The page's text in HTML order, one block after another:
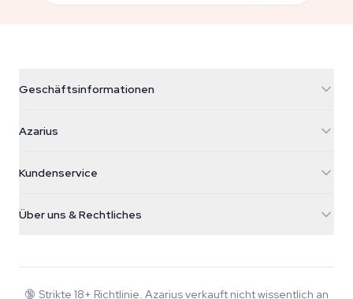
Geschäftsinformationen
Galvaniweg 11
Nederland
+31(0)204897914
Azarius
Smokeshop
Kundenservice
Über uns & Rechtliches
Wiki
Blog
🔞 Strikte 18+ Richtlinie. Azarius verkauft nicht wissentlich an